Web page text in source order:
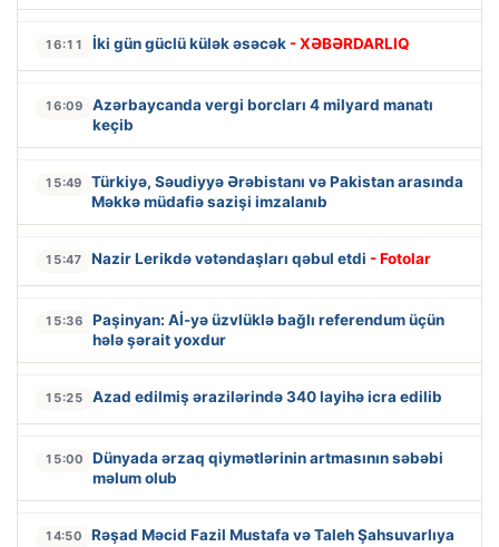
16:11 İki gün güclü külək əsəcək - XƏBƏRDARLIQ
16:09
Azərbaycanda vergi borcları 4 milyard manatı
keçib
15:49
Türkiyə, Səudiyyə Ərəbistanı və Pakistan arasında
Məkkə müdafiə sazişi imzalanıb
15:47 Nazir Lerikdə vətəndaşları qəbul etdi - Fotolar
15:36
Paşinyan: Aİ-yə üzvlüklə bağlı referendum üçün
hələ şərait yoxdur
15:25 Azad edilmiş ərazilərində 340 layihə icra edilib
15:00
Dünyada ərzaq qiymətlərinin artmasının səbəbi
məlum olub
14:50
Rəşad Məcid Fazil Mustafa və Taleh Şahsuvarlıya